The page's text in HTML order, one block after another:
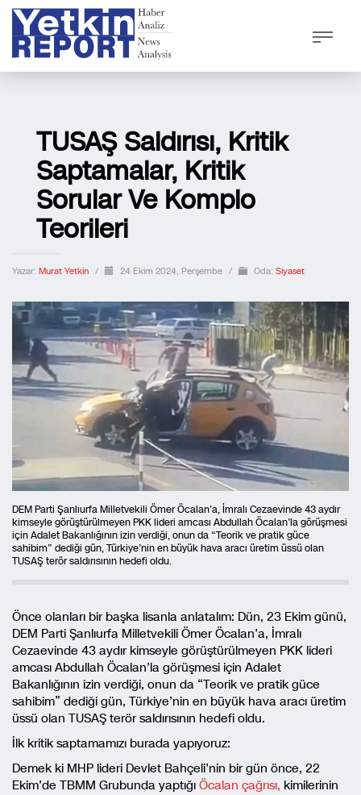
TUSAŞ Saldırısı, Kritik
Saptamalar, Kritik
Sorular Ve Komplo
Teorileri
Yazar: Murat Yetkin / 24 Ekim 2024, Perşembe / Oda: Siyaset
DEM Parti Şanlıurfa Milletvekili Ömer Öcalan’a, İmralı Cezaevinde 43 aydır
kimseyle görüştürülmeyen PKK lideri amcası Abdullah Öcalan’la görüşmesi
için Adalet Bakanlığının izin verdiği, onun da “Teorik ve pratik güce
sahibim” dediği gün, Türkiye’nin en büyük hava aracı üretim üssü olan
TUSAŞ terör saldırısının hedefi oldu.
Önce olanları bir başka lisanla anlatalım: Dün, 23 Ekim günü,
DEM Parti Şanlıurfa Milletvekili Ömer Öcalan’a, İmralı
Cezaevinde 43 aydır kimseyle görüştürülmeyen PKK lideri
amcası Abdullah Öcalan’la görüşmesi için Adalet
Bakanlığının izin verdiği, onun da “Teorik ve pratik güce
sahibim” dediği gün, Türkiye’nin en büyük hava aracı üretim
üssü olan TUSAŞ terör saldırısının hedefi oldu.
İlk kritik saptamamızı burada yapıyoruz:
Demek ki MHP lideri Devlet Bahçeli’nin bir gün önce, 22
Ekim’de TBMM Grubunda yaptığı Öcalan çağrısı, kimilerinin